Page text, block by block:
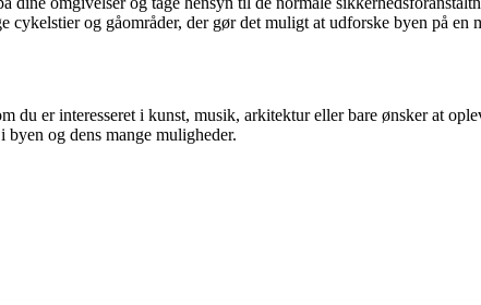
og gåområder, der gør det muligt at udforske byen på en
er interesseret i kunst, musik, arkitektur eller bare ønsker at
og dens mange muligheder.